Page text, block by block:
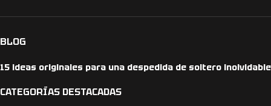
BLOG
15 ideas originales para una despedida de soltero inolvidable
CATEGORÍAS DESTACADAS